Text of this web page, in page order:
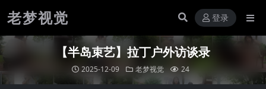
老梦视觉 登录
【半岛束艺】拉丁户外访谈录
2025-12-09 老梦视觉 24